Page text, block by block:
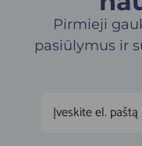
Pirmieji
pasiūlymus ir